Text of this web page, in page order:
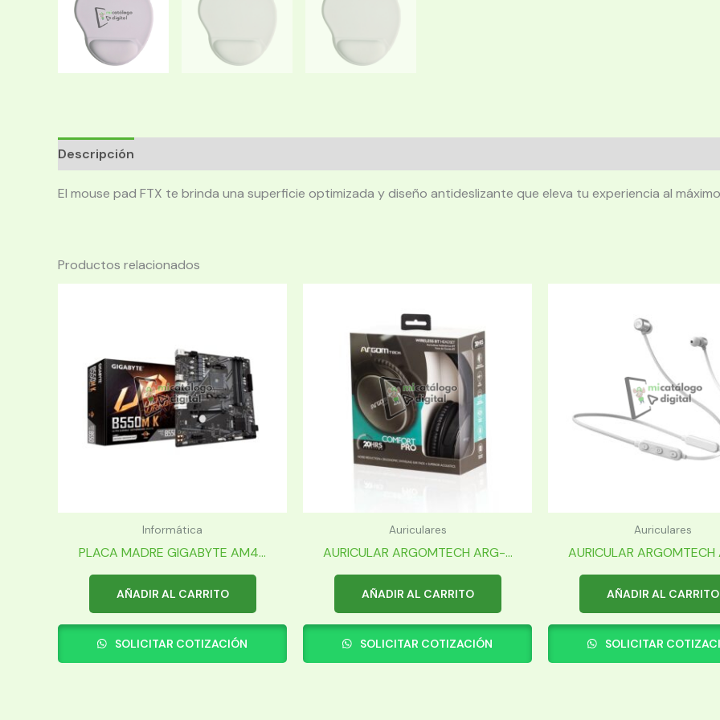
Descripción
El mouse pad FTX te brinda una superficie optimizada y diseño antideslizante que eleva tu experiencia al
Productos relacionados
Informática
PLACA MADRE GIGABYTE AM4...
AÑADIR AL CARRITO
SOLICITAR COTIZACIÓN
Auriculares
AURICULAR ARGOMTECH ARG-...
AÑADIR AL CARRITO
SOLICITAR COTIZACIÓN
Auriculares
AURICULAR ARGOMTECH
AÑADIR AL CARRITO
SOLICITAR